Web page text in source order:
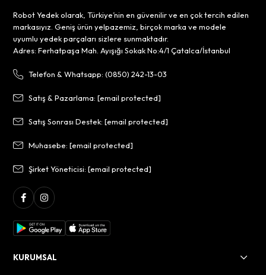
Robot Yedek olarak, Türkiye’nin en güvenilir ve en çok tercih edilen
markasıyız. Geniş ürün yelpazemiz, birçok marka ve modele
uyumlu yedek parçaları sizlere sunmaktadır.
Adres: Ferhatpaşa Mah. Ayışığı Sokak No:4/1 Çatalca/İstanbul
Telefon & Whatsapp: (0850) 242-13-03
Satış & Pazarlama:[email protected]
Satış Sonrası Destek:[email protected]
Muhasebe:[email protected]
Şirket Yöneticisi:[email protected]
KURUMSAL